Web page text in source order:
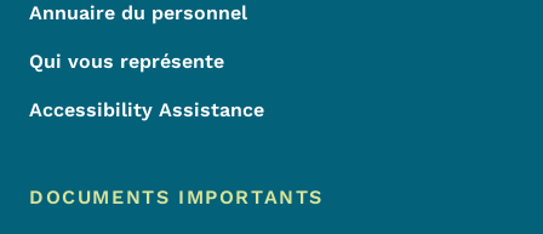
Annuaire du personnel
Qui vous représente
Accessibility Assistance
DOCUMENTS IMPORTANTS